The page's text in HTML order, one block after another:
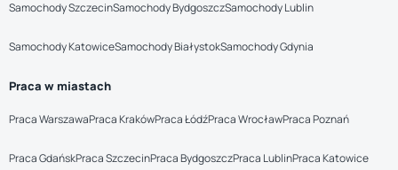
Samochody SzczecinSamochody BydgoszczSamochody Lublin
Samochody KatowiceSamochody BiałystokSamochody Gdynia
Praca w miastach
Praca WarszawaPraca KrakówPraca ŁódźPraca WrocławPraca Poznań
Praca GdańskPraca SzczecinPraca BydgoszczPraca LublinPraca Katowice